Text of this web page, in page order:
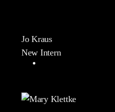
Jo Kraus
New Intern